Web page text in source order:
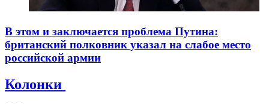
В этом и заключается проблема Путина:
британский полковник указал на слабое место
российской армии
Колонки